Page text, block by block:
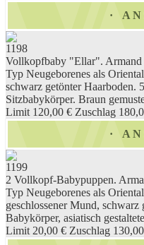
1198
Vollkopfbaby "Ellar". Armand
Typ Neugeborenes als
schwarz getönter Haarboden.
Sitzbabykörper. Braun
Limit 120,00 € Zuschlag
1199
2 Vollkopf-Babypuppen.
Typ Neugeborenes als
geschlossener Mund,
Babykörper, asiatisch
Limit 20,00 € Zuschlag